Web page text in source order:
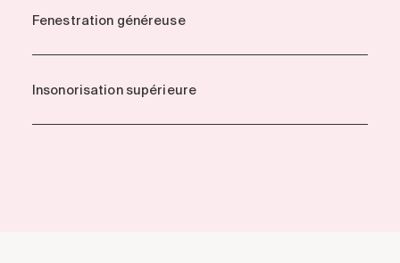
Fenestration généreuse
Insonorisation supérieure